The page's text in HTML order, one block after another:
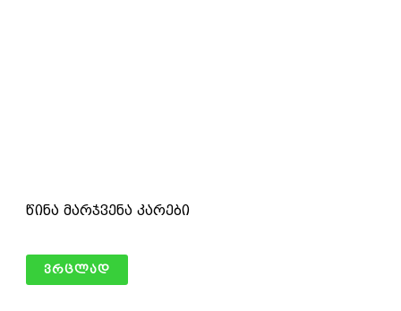
წინა მარჯვენა კარები
ვრცლად